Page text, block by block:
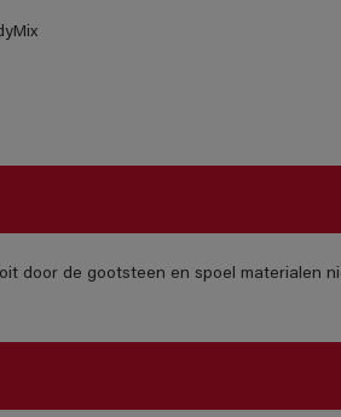
door de gootsteen en spoel materialen